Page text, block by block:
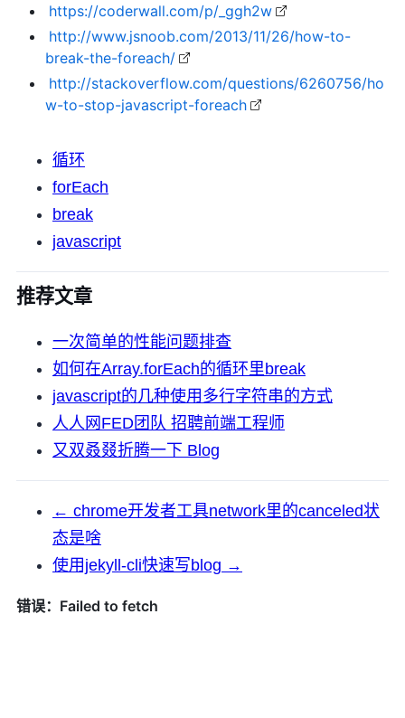
https://coderwall.com/p/_ggh2w
http://www.jsnoob.com/2013/11/26/how-to-
break-the-foreach/
http://stackoverflow.com/questions/6260756/ho
w-to-stop-javascript-foreach
循环
forEach
break
javascript
推荐文章
一次简单的性能问题排查
如何在Array.forEach的循环里break
javascript的几种使用多行字符串的方式
人人网FED团队 招聘前端工程师
又双叒叕折腾一下 Blog
← chrome开发者工具network里的canceled状
态是啥
使用jekyll-cli快速写blog →